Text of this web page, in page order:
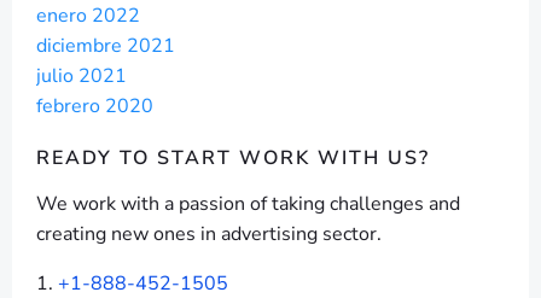
enero 2022
diciembre 2021
julio 2021
febrero 2020
READY TO START WORK WITH US?
We work with a passion of taking challenges and
creating new ones in advertising sector.
+1-888-452-1505